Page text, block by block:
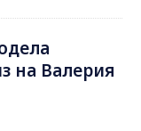
на Валерия